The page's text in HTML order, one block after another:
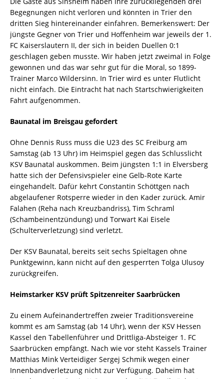
Begegnungen nicht verloren und könnten in Trier den
dritten Sieg hintereinander einfahren. Bemerkenswert: Der
jüngste Gegner von Trier und Hoffenheim war jeweils der 1.
FC Kaiserslautern II, der sich in beiden Duellen 0:1
geschlagen geben musste. Wir haben jetzt zweimal in Folge
gewonnen und das war sehr gut für die Moral, so 1899-
Trainer Marco Wildersinn. In Trier wird es unter Flutlicht
nicht einfach. Die Eintracht hat nach Startschwierigkeiten
Fahrt aufgenommen.
Baunatal im Breisgau gefordert
Ohne Dennis Russ muss die U23 des SC Freiburg am
Samstag (ab 13 Uhr) im Heimspiel gegen das Schlusslicht
KSV Baunatal auskommen. Beim jüngsten 1:1 in Elversberg
hatte sich der Defensivspieler eine Gelb-Rote Karte
eingehandelt. Dafür kehrt Constantin Schöttgen nach
abgelaufener Rotsperre wieder in den Kader zurück. Amir
Falahen (Reha nach Kreuzbandriss), Tim Schraml
(Schambeinentzündung) und Torwart Kai Eisele
(Schulterverletzung) sind verletzt.
Der KSV Baunatal, bereits seit sechs Spieltagen ohne
Punktgewinn, kann nicht auf den gesperrten Tolga Ulusoy
zurückgreifen.
Heimstarker KSV prüft Spitzenreiter Saarbrücken
Zu einem Aufeinandertreffen zweier Traditionsvereine
kommt es am Samstag (ab 14 Uhr), wenn der KSV Hessen
Kassel den Tabellenführer und Drittliga-Absteiger 1. FC
Saarbrücken empfängt. Nach wie vor steht Kassels Trainer
Matthias Mink Verteidiger Sergej Schmik wegen einer
Innenbandverletzung nicht zur Verfügung. Daheim hat